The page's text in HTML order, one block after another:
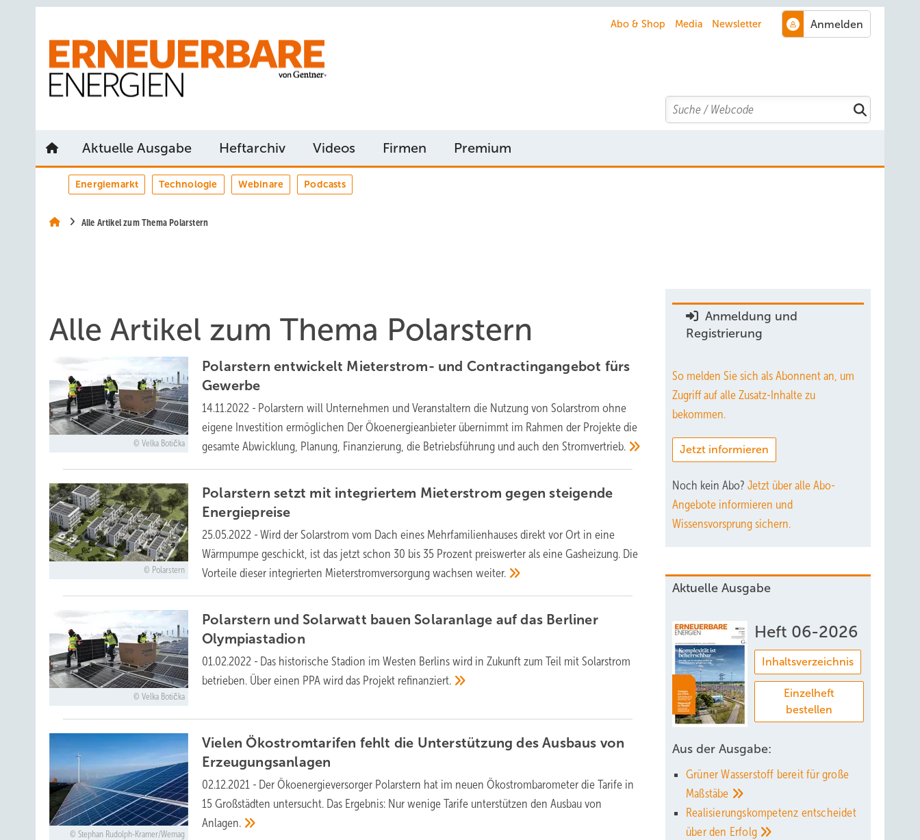
Abo & Shop Media Newsletter
Search
Aktuelle Ausgabe Heftarchiv Videos Firmen Premium
Energiemarkt Technologie Webinare Podcasts
Alle Artikel zum Thema Polarstern
Alle Artikel zum Thema Polarstern
Velka Botička
Polarstern entwickelt Mieterstrom- und Contractingangebot fürs
Gewerbe
14.11.2022 - Polarstern will Unternehmen und Veranstaltern die Nutzung von Solarstrom ohne
eigene Investition ermöglichen Der Ökoenergieanbieter übernimmt im Rahmen der Projekte die
gesamte Abwicklung, Planung, Finanzierung, die Betriebsführung und auch denStromvertrieb.
Polarstern
Polarstern setzt mit integriertem Mieterstrom gegen steigende
Energiepreise
25.05.2022 - Wird der Solarstrom vom Dach eines Mehrfamilienhauses direkt vor Ort in eine
Wärmpumpe geschickt, ist das jetzt schon 30 bis 35 Prozent preiswerter als eine Gasheizung. Die
Vorteile dieser integrierten Mieterstromversorgung wachsenweiter.
Velka Botička
Polarstern und Solarwatt bauen Solaranlage auf das Berliner
Olympiastadion
01.02.2022 - Das historische Stadion im Westen Berlins wird in Zukunft zum Teil mit Solarstrom
betrieben. Über einen PPA wird das Projekt refinanziert.
Stephan Rudolph-Kramer/Wemag
Vielen Ökostromtarifen fehlt die Unterstützung des Ausbaus von
Erzeugungsanlagen
02.12.2021 - Der Ökoenergieversorger Polarstern hat im neuen Ökostrombarometer die Tarife in
15 Großstädten untersucht. Das Ergebnis: Nur wenige Tarife unterstützen den Ausbau von
Anlagen.
Anmeldung und
Registrierung
So melden Sie sich als Abonnent an, um
Zugriff auf alle Zusatz-Inhalte zu
bekommen.
Jetzt informieren
Noch kein Abo? Jetzt über alle Abo-
Angebote informieren und
Wissensvorsprung sichern.
Aktuelle Ausgabe
Heft 06-2026
Inhaltsverzeichnis
Einzelheft
bestellen
Aus der Ausgabe:
Grüner Wasserstoff bereit für große
Maßstäbe
Realisierungskompetenz entscheidet
über den Erfolg